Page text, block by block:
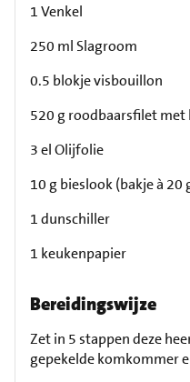
1 Venkel
250 ml Slagroom
0.5 blokje visbouillon
520 g roodbaarsfilet met
3 el Olijfolie
10 g bieslook (bakje à 20
1 dunschiller
1 keukenpapier
Bereidingswijze
Zet in 5 stappen deze
gepekelde komkommer